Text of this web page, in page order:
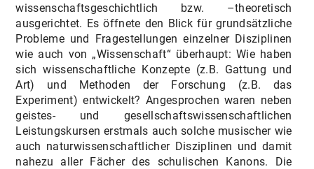
wissenschaftsgeschichtlich bzw. –theoretisch
ausgerichtet. Es öffnete den Blick für grundsätzliche
Probleme und Fragestellungen einzelner Disziplinen
wie auch von „Wissenschaft“ überhaupt: Wie haben
sich wissenschaftliche Konzepte (z.B. Gattung und
Art) und Methoden der Forschung (z.B. das
Experiment) entwickelt? Angesprochen waren neben
geistes- und gesellschaftswissenschaftlichen
Leistungskursen erstmals auch solche musischer wie
auch naturwissenschaftlicher Disziplinen und damit
nahezu aller Fächer des schulischen Kanons. Die